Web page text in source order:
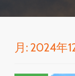
月: 2024年